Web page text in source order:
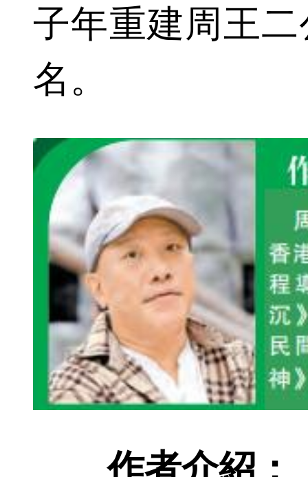
子年重建周王
名。
作者介紹：